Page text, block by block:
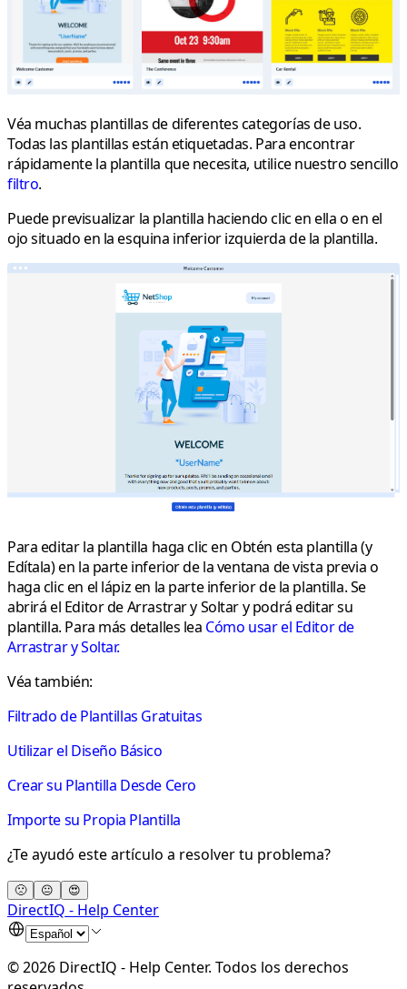
Véa muchas plantillas de diferentes categorías de uso.
Todas las plantillas están etiquetadas. Para encontrar
rápidamente la plantilla que necesita, utilice nuestro sencillo
filtro.
Puede previsualizar la plantilla haciendo clic en ella o en el
ojo situado en la esquina inferior izquierda de la plantilla.
Para editar la plantilla haga clic en Obtén esta plantilla (y
Edítala)en la parte inferior de la ventana de vista previa o
haga clic en el lápiz en la parte inferior de la plantilla. Se
abrirá el Editor de Arrastrar y Soltar y podrá editar su
plantilla. Para más detalles lea Cómo usar el Editor de
Arrastrar y Soltar.
Véa también:
Filtrado de Plantillas Gratuitas
Utilizar el Diseño Básico
Crear su Plantilla Desde Cero
Importe su Propia Plantilla
¿Te ayudó este artículo a resolver tu problema?
🙁 😐 😍
DirectIQ - Help Center
©2026 DirectIQ - Help Center. Todos los derechos